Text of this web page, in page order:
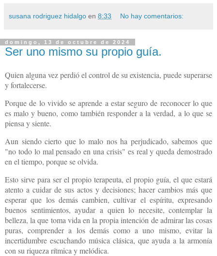
susana rodriguez hidalgo en 8:33 No hay comentarios:
domingo, 13 de octubre de 2024
Ser uno mismo su propio guía.
Quien alguna vez perdió el control de su existencia, puede superarse
y fortalecerse.
Porque de lo vivido se aprende a estar seguro de reconocer lo que
es malo y bueno, como también responder a la verdad, a lo que se
piensa y siente.
Aun siendo cierto que lo malo nos ha perjudicado, sabemos que
"no todo lo mal pensado en una crisis" es real y queda demostrado
en el tiempo, porque se olvida.
Esto sirve para ser el propio terapeuta, el propio guía, el que estará
atento a cuidar de sus actos y decisiones; hacer cambios más que
esperar que los demás cambien, cultivar el espíritu, expresando
buenos sentimientos, ayudar a quien lo necesite, contemplar la
belleza, la que toma vida en la propia intención de admirar las cosas
puras, comprender a los demás como a uno mismo, evitar la
incertidumbre escuchando música clásica, que ayuda a la armonía
con su riqueza rítmica y melódica.